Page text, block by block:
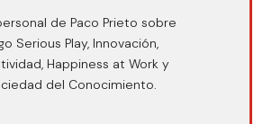
de Paco Prieto sobre
Serious Play, Innovación,
Happiness at Work y
del Conocimiento.